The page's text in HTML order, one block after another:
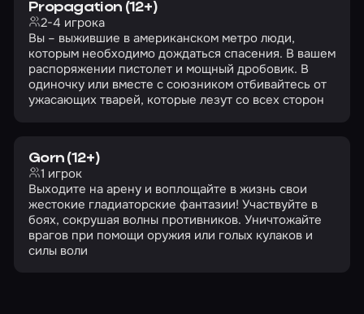
Propagation (12+)
2-4 игрока
Вы – выжившие в американском метро люди,
которым необходимо дождаться спасения. В вашем
распоряжении пистолет и мощный дробовик. В
одиночку или вместе с союзником отбивайтесь от
ужасающих тварей, которые лезут со всех сторон
Gorn (12+)
1 игрок
Выходите на арену и воплощайте в жизнь свои
жестокие гладиаторские фантазии! Участвуйте в
боях, сокрушая волны противников. Уничтожайте
врагов при помощи оружия или голых кулаков и
силы воли